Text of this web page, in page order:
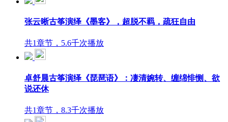
张云晰古筝演绎《墨客》，超脱不羁，疏狂自由
共1章节，5.6千次播放
卓舒晨古筝演绎《琵琶语》：凄清婉转、缠绵悱恻、欲
说还休
共1章节，8.3千次播放